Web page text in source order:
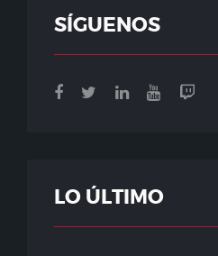
SÍGUENOS
LO ÚLTIMO